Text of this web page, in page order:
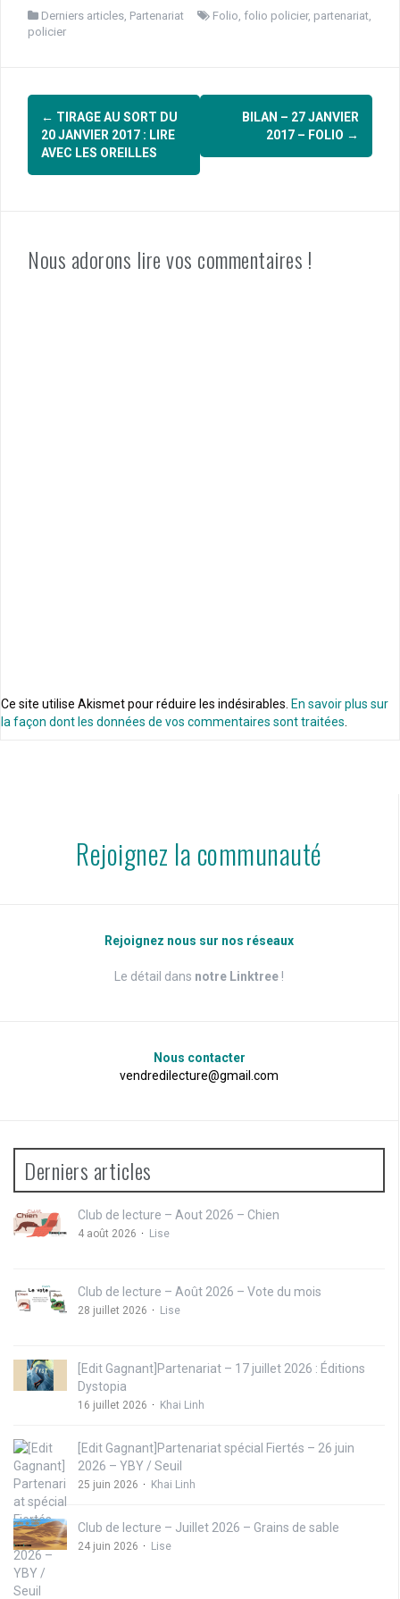
Derniers articles Partenariat Folio folio policier, partenariat
policier
Navigation
d'article
← TIRAGE AU SORT DU
20 JANVIER 2017 : LIRE
AVEC LES OREILLES
BILAN – 27 JANVIER
2017 – FOLIO →
Nous adorons lire vos commentaires !
Ce site utilise Akismet pour réduire les indésirables. En savoir plus sur
la façon dont les données de vos commentaires sont traitées
Rejoignez la communauté
Rejoignez nous sur nos réseaux
Le détail dans notre Linktree !
Nous contacter
vendredilecture@gmail.com
Derniers articles
Club de lecture – Aout 2026 – Chien
4 août 2026 Lise
Club de lecture – Août 2026 – Vote du mois
28 juillet 2026 Lise
[Edit Gagnant]Partenariat – 17 juillet 2026 : Éditions
Dystopia
16 juillet 2026 Khai Linh
[Edit Gagnant]Partenariat spécial Fiertés – 26 juin
2026 – YBY / Seuil
25 juin 2026 Khai Linh
Club de lecture – Juillet 2026 – Grains de sable
24 juin 2026 Lise